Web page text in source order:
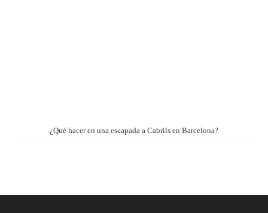
¿Qué hacer en una escapada a Cabrils en Barcelona?